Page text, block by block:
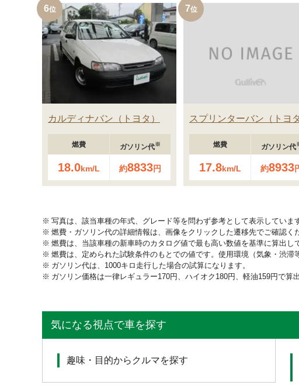
6
カルディナバン トヨタ
燃費
18.0km/L
ガソリン代※
約8833円
7
スプリンターバン トヨタ
燃費
17.8km/L
ガソリン代
約8933
写真は、該当車種の年式、グレード等を問わず参考として表示しています
燃費・ガソリン代の詳細情報は、画像をクリックした遷移先でご確認く
燃費は、当該車種の新車時のカタログ値で最も高い数値を基準に算出し
燃費は、定められた試験条件のもとでの値です。使用環境（気象・渋滞
ガソリン代は、1000キロ走行した場合の試算になります。
ガソリン価格は一律レギュラー170円、ハイオク180円、軽油159円で算
気になる視点で車を探す
趣味・目的からクルマを探す